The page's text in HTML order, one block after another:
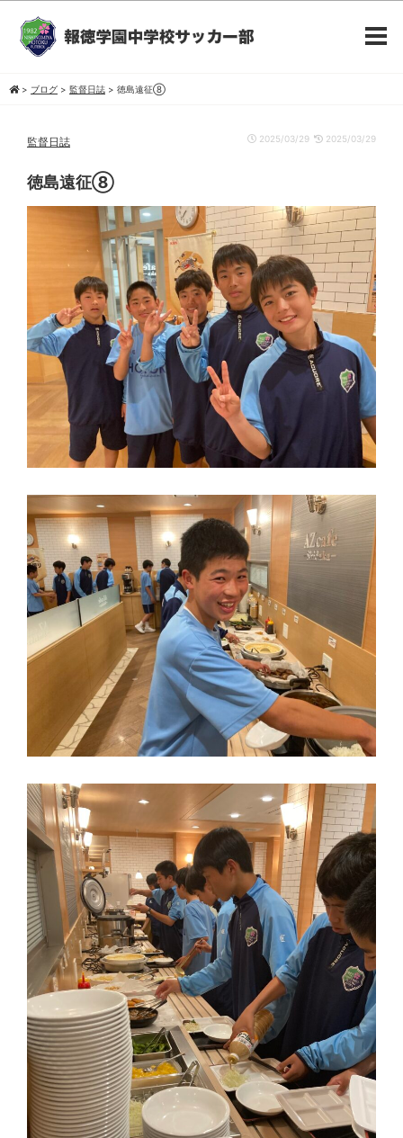
> ブログ > 監督日誌 > 徳島遠征⑧
監督日誌 2025/03/29 2025/03/29
徳島遠征⑧